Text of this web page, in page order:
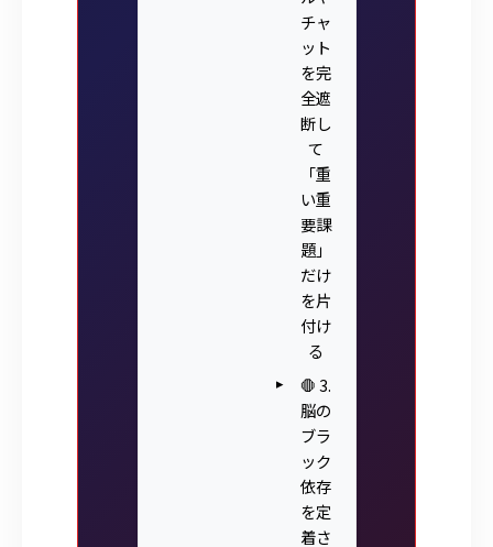
チャ
ット
を完
全遮
断し
て
「重
い重
要課
題」
だけ
を片
付け
る
🛑 3.
脳の
ブラ
ック
依存
を定
着さ